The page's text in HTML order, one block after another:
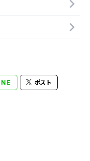
ポスト